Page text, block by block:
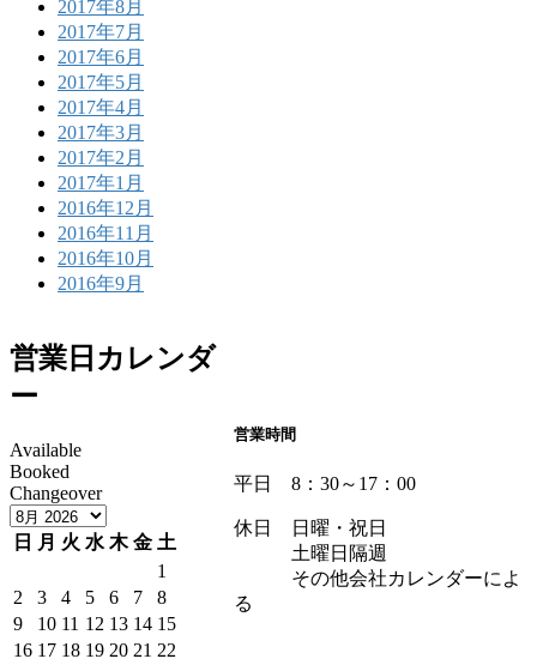
2017年8月
2017年7月
2017年6月
2017年5月
2017年4月
2017年3月
2017年2月
2017年1月
2016年12月
2016年11月
2016年10月
2016年9月
営業日カレンダ
ー
Available
Booked
Changeover
日 月 火 水 木 金 土
1
2
3 4 5 6 7
8
9
10 11 12 13 14 15
16 17 18 19 20 21 22
営業時間
平日 8：30～17：00
休日 日曜・祝日
土曜日隔週
その他会社カレンダーによ
る